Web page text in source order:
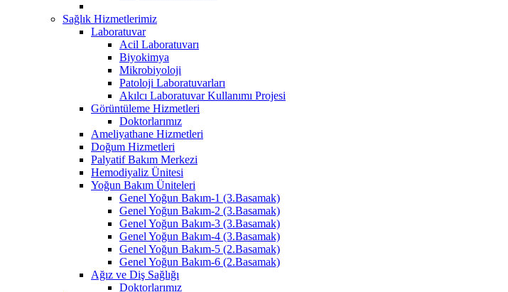
Sağlık Hizmetlerimiz
Laboratuvar
Acil Laboratuvarı
Biyokimya
Mikrobiyoloji
Patoloji Laboratuvarları
Akılcı Laboratuvar Kullanımı Projesi
Görüntüleme Hizmetleri
Doktorlarımız
Ameliyathane Hizmetleri
Doğum Hizmetleri
Palyatif Bakım Merkezi
Hemodiyaliz Ünitesi
Yoğun Bakım Üniteleri
Genel Yoğun Bakım-1 (3.Basamak)
Genel Yoğun Bakım-2 (3.Basamak)
Genel Yoğun Bakım-3 (3.Basamak)
Genel Yoğun Bakım-4 (3.Basamak)
Genel Yoğun Bakım-5 (2.Basamak)
Genel Yoğun Bakım-6 (2.Basamak)
Ağız ve Diş Sağlığı
Doktorlarımız